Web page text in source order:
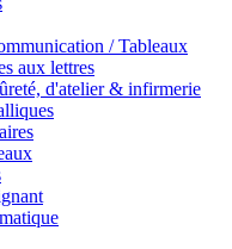
/ Tableaux
aux lettres
d'atelier & infirmerie